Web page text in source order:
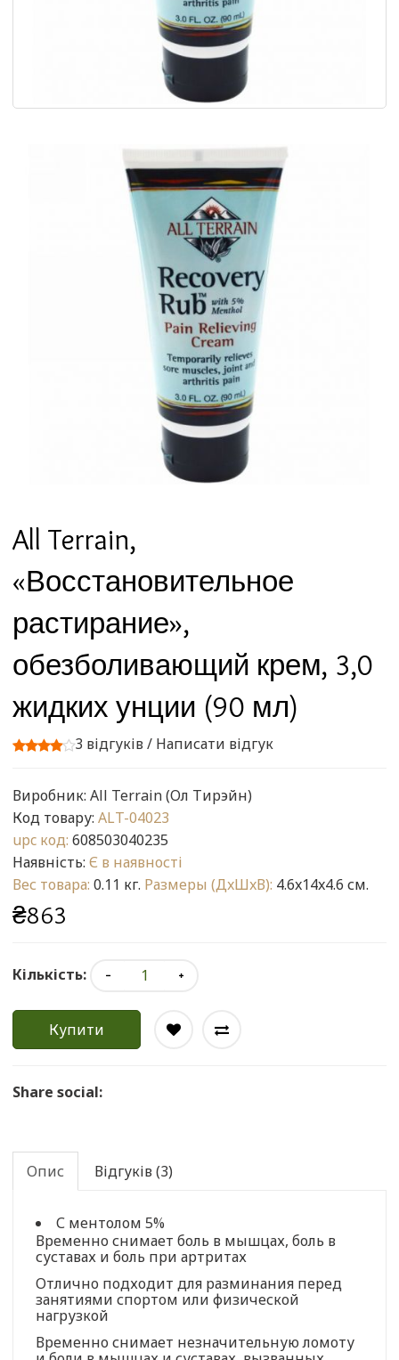
All Terrain,
«Восстановительное
растирание»,
обезболивающий крем, 3,0
жидких унции (90 мл)
3 відгуків/ Написати відгук
Виробник: All Terrain (Ол Тирэйн)
Код товару: ALT-04023
upc код: 608503040235
Наявність: Є в наявності
Вес товара: 0.11 кг. Размеры (ДxШxВ): 4.6x14x4.6 см.
₴863
Кількість:
Купити
Share social:
Опис Відгуків (3)
С ментолом 5%
Временно снимает боль в мышцах, боль в
суставах и боль при артритах
Отлично подходит для разминания перед
занятиями спортом или физической
нагрузкой
Временно снимает незначительную ломоту